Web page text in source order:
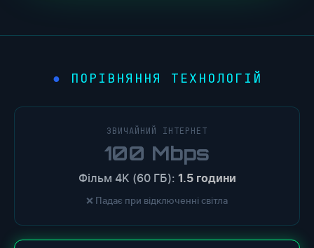
● ПОРІВНЯННЯ ТЕХНОЛОГІЙ
ЗВИЧАЙНИЙ ІНТЕРНЕТ
100 Mbps
Фільм 4K (60 ГБ): 1.5 години
❌ Падає при відключенні світла